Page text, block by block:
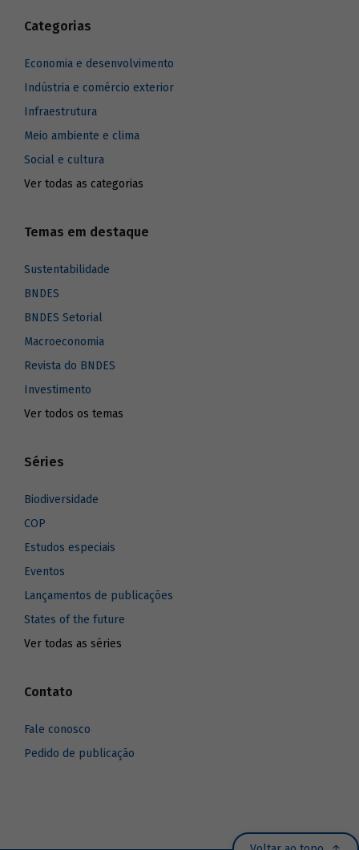
Categorias
Economia e desenvolvimento
Indústria e comércio exterior
Infraestrutura
Meio ambiente e clima
Social e cultura
Ver todas as categorias
Temas em destaque
Sustentabilidade
BNDES
BNDES Setorial
Macroeconomia
Revista do BNDES
Investimento
Ver todos os temas
Séries
Biodiversidade
COP
Estudos especiais
Eventos
Lançamentos de publicações
States of the future
Ver todas as séries
Contato
Fale conosco
Pedido de publicação